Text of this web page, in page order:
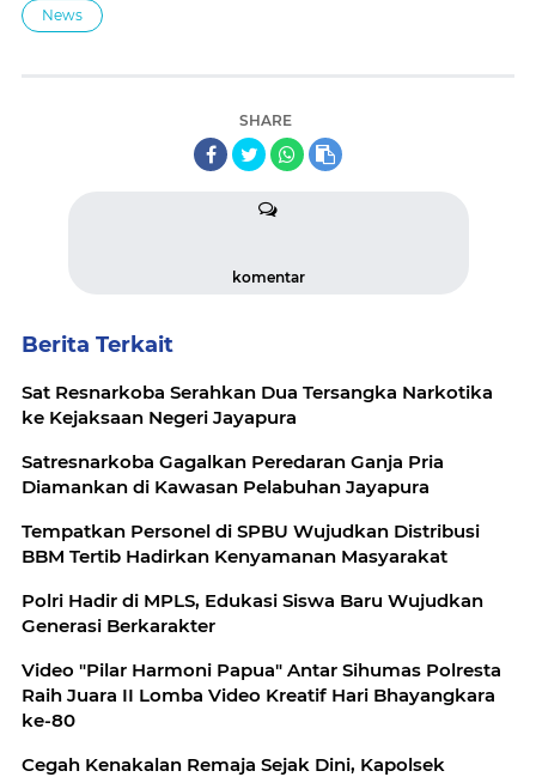
News
SHARE
komentar
Berita Terkait
Sat Resnarkoba Serahkan Dua Tersangka Narkotika
ke Kejaksaan Negeri Jayapura
‎Satresnarkoba Gagalkan Peredaran Ganja Pria
‎Tempatkan Personel di SPBU Wujudkan Distribusi
BBM Tertib Hadirkan Kenyamanan Masyarakat
Polri Hadir di MPLS, Edukasi Siswa Baru Wujudkan
Generasi Berkarakter
Video "Pilar Harmoni Papua" Antar Sihumas Polresta
Raih Juara II Lomba Video Kreatif Hari Bhayangkara
ke-80
Cegah Kenakalan Remaja Sejak Dini, Kapolsek